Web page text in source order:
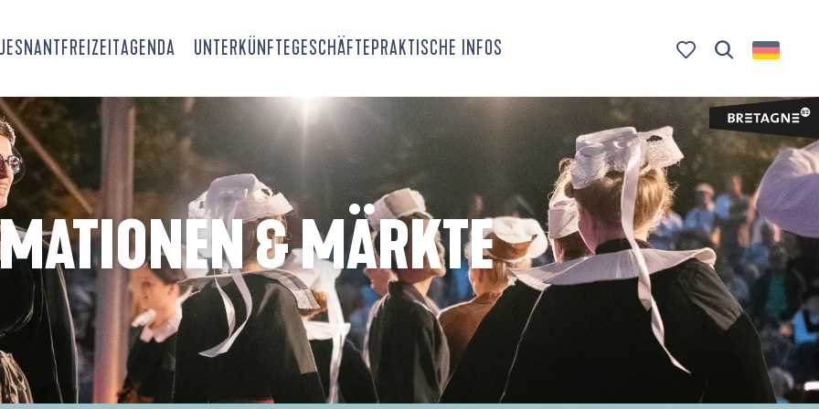
FREIZEITAGENDA UNTERKÜNFTEGESCHÄFTEPRAKTISCHE INFOS
& MÄRKTE